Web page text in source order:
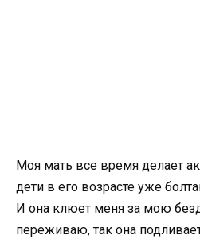
Моя мать все время делает
дети в его возрасте уже
И она клюет меня за мою
переживаю, так она